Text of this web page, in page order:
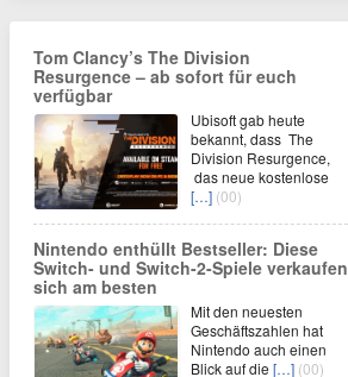
Tom Clancy’s The Division
Resurgence – ab sofort für euch
verfügbar
Ubisoft gab heute
bekannt, dass The
Division Resurgence,
das neue kostenlose
[…] (00)
Nintendo enthüllt Bestseller: Diese
Switch- und Switch-2-Spiele verkaufen
sich am besten
Mit den neuesten
Geschäftszahlen hat
Nintendo auch einen
Blick auf die […] (00)